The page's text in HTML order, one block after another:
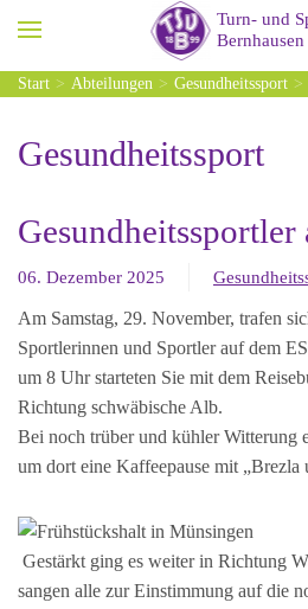
Zum Hauptinhalt springen
Start Abteilungen Gesundheitssport
Gesundheitssport
Gesundheitssportler
06. Dezember 2025
Am Samstag, 29. November, trafen
Sportlerinnen und Sportler auf dem
um 8 Uhr starteten Sie mit dem
Richtung schwäbische Alb.
Bei noch trüber und kühler Witterung
um dort eine Kaffeepause mit „Brezla
Gestärkt ging es weiter in Richtung
sangen alle zur Einstimmung auf die